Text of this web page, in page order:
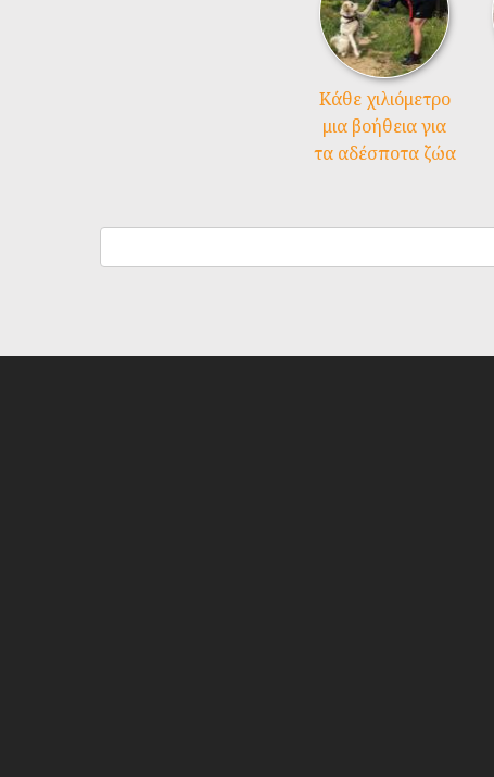
Kάθε χιλιόμετρο
μια βοήθεια για
τα αδέσποτα ζώα